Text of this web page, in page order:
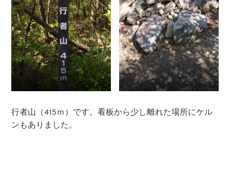
行者山（415ｍ）です。看板から少し離れた場所にケル
ンもありました。